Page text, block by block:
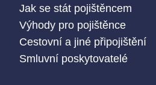
Jak se stát pojištěncem
Výhody pro pojištěnce
Cestovní a jiné připojištění
Smluvní poskytovatelé